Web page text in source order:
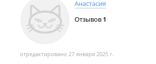
Анастасия
Отзывов 1
отредактировано 27 января 2025 г.